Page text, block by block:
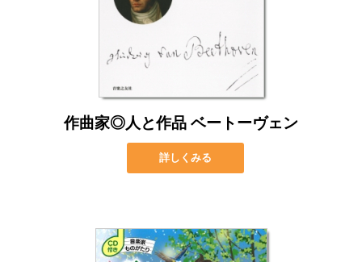
作曲家◎人と作品 ベートーヴェン
詳しくみる